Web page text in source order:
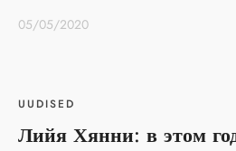
05/05/2020
UUDISED
Лийя Хянни: в этом